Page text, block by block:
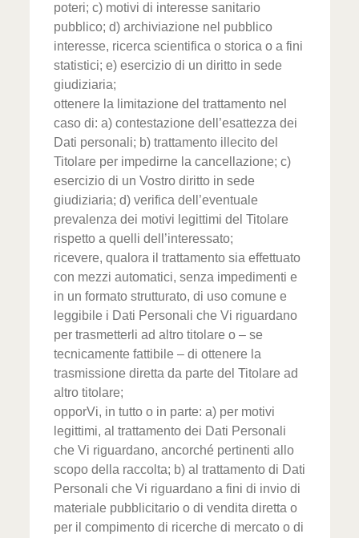
poteri; c) motivi di interesse sanitario
pubblico; d) archiviazione nel pubblico
interesse, ricerca scientifica o storica o a fini
statistici; e) esercizio di un diritto in sede
giudiziaria;
ottenere la limitazione del trattamento nel
caso di: a) contestazione dell’esattezza dei
Dati personali; b) trattamento illecito del
Titolare per impedirne la cancellazione; c)
esercizio di un Vostro diritto in sede
giudiziaria; d) verifica dell’eventuale
prevalenza dei motivi legittimi del Titolare
rispetto a quelli dell’interessato;
ricevere, qualora il trattamento sia effettuato
con mezzi automatici, senza impedimenti e
in un formato strutturato, di uso comune e
leggibile i Dati Personali che Vi riguardano
per trasmetterli ad altro titolare o – se
tecnicamente fattibile – di ottenere la
trasmissione diretta da parte del Titolare ad
altro titolare;
opporVi, in tutto o in parte: a) per motivi
legittimi, al trattamento dei Dati Personali
che Vi riguardano, ancorché pertinenti allo
scopo della raccolta; b) al trattamento di Dati
Personali che Vi riguardano a fini di invio di
materiale pubblicitario o di vendita diretta o
per il compimento di ricerche di mercato o di